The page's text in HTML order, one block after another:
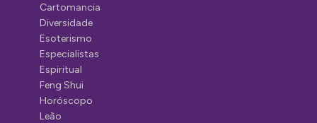
Cartomancia
Diversidade
Esoterismo
Especialistas
Espiritual
Feng Shui
Horóscopo
Leão